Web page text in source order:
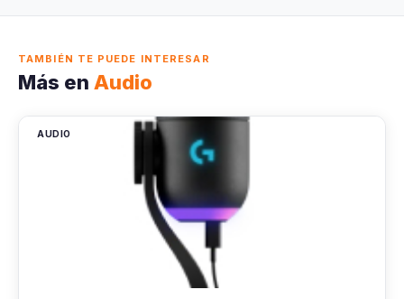
TAMBIÉN TE PUEDE INTERESAR
Más en Audio
AUDIO